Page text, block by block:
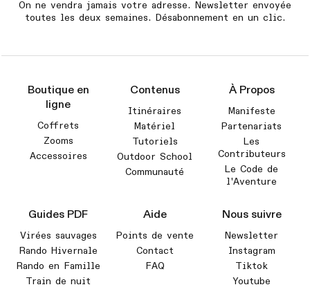
On ne vendra jamais votre adresse. Newsletter envoyée
toutes les deux semaines. Désabonnement en un clic.
Boutique en
ligne
Coffrets
Zooms
Accessoires
Contenus
Itinéraires
Matériel
Tutoriels
Outdoor School
Communauté
À Propos
Manifeste
Partenariats
Les
Contributeurs
Le Code de
l'Aventure
Guides PDF
Virées sauvages
Rando Hivernale
Rando en Famille
Train de nuit
Aide
Points de vente
Contact
FAQ
Nous suivre
Newsletter
Instagram
Tiktok
Youtube